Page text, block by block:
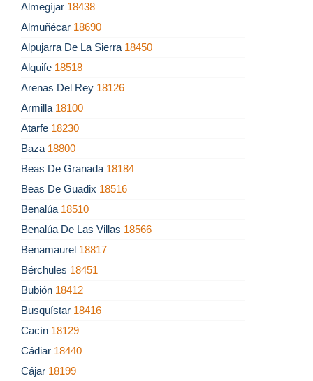
Almegíjar 18438
Almuñécar 18690
Alpujarra De La Sierra 18450
Alquife 18518
Arenas Del Rey 18126
Armilla 18100
Atarfe 18230
Baza 18800
Beas De Granada 18184
Beas De Guadix 18516
Benalúa 18510
Benalúa De Las Villas 18566
Benamaurel 18817
Bérchules 18451
Bubión 18412
Busquístar 18416
Cacín 18129
Cádiar 18440
Cájar 18199